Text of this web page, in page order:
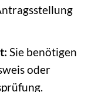
Sie benötigen
oder